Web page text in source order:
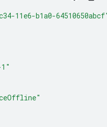
11e6-b1a0-